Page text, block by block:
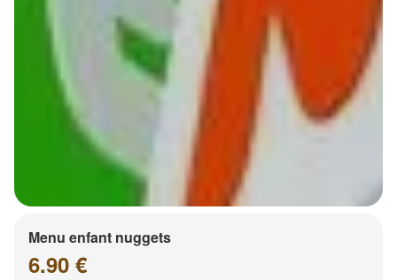
Menu enfant nuggets
6.90 €